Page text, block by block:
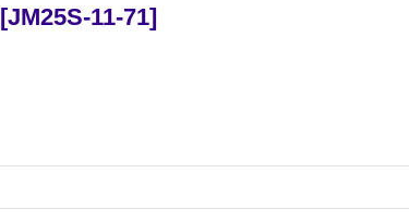
[JM25S-11-71]